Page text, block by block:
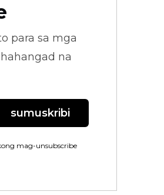
para sa mga
na
sumuskribi
mag-unsubscribe